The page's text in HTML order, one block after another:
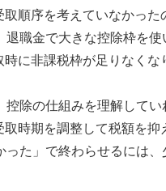
順序を考えていなかった
退職金で大きな控除枠を使
に非課税枠が足りなくな
控除の仕組みを理解してい
時期を調整して税額を抑
った」で終わらせるには